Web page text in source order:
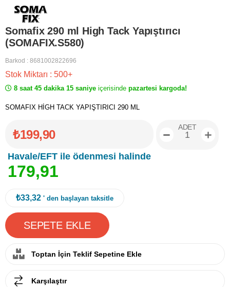
Somafix 290 ml High Tack Yapıştırıcı
(SOMAFIX.S580)
Barkod : 8681002822696
Stok Miktarı : 500+
8 saat 45 dakika 15 saniye içerisinde pazartesi kargoda!
SOMAFIX HİGH TACK YAPIŞTIRICI 290 ML
₺199,90
Havale/EFT ile ödenmesi halinde
179,91
ADET
₺33,32 ' den başlayan taksitle
Toptan İçin Teklif Sepetine Ekle
Karşılaştır